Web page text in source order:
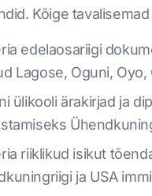
Kõige
edelaosariigi
Lagose, Oguni,
ülikooli ärakirjad ja
riiklikud isikut
ja USA